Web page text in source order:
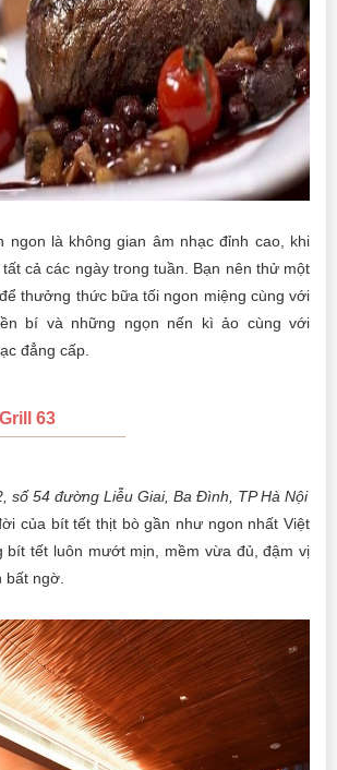
ngon là không gian âm nhạc đỉnh cao, khi
cả các ngày trong tuần. Bạn nên thử một
thưởng thức bữa tối ngon miệng cùng với
bí và những ngọn nến kì ảo cùng với
đẳng cấp.
63
số 54 đường Liễu Giai, Ba Đình, TP Hà Nội
của bít tết thịt bò gần như ngon nhất Việt
bít tết luôn mướt mịn, mềm vừa đủ, đậm vị
bất ngờ.